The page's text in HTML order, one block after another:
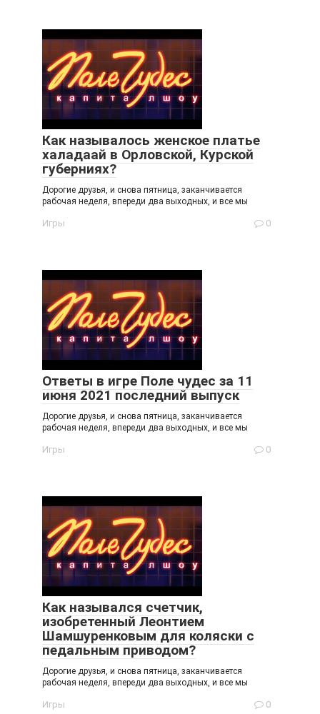
Как называлось женское платье
халадаай в Орловской, Курской
губерниях?
Дорогие друзья, и снова пятница, заканчивается
рабочая неделя, впереди два выходных, и все мы
Игры 0
Ответы в игре Поле чудес за 11
июня 2021 последний выпуск
Дорогие друзья, и снова пятница, заканчивается
рабочая неделя, впереди два выходных, и все мы
Игры 0
Как назывался счетчик,
изобретенный Леонтием
Шамшуренковым для коляски с
педальным приводом?
Дорогие друзья, и снова пятница, заканчивается
рабочая неделя, впереди два выходных, и все мы
Игры 0